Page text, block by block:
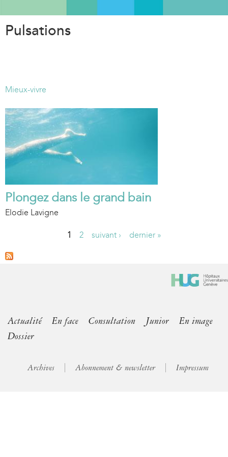
Pulsations
Mieux-vivre
Plongez dans le grand bain
Elodie Lavigne
P
s
1 2 suivant › dernier »
Actualité En face Consultation Junior
En image
Dossier
Archives Abonnement & newsletter Impressum